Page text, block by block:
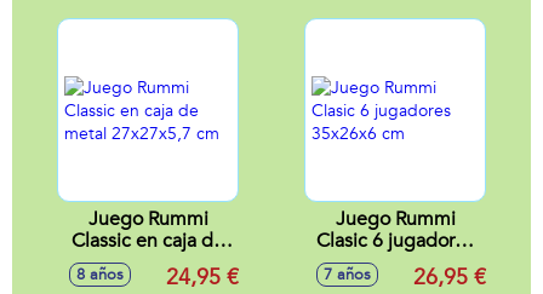
Juego Rummi
Classic en caja de
metal 27x27x5,7
8 años 24,95 €
Juego Rummi
Clasic 6 jugadores
35x26x6 cm
7 años 26,95 €